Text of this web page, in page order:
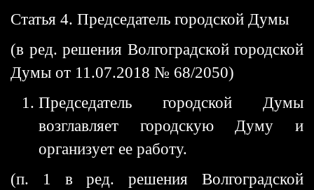
Статья 4. Председатель городской Думы
(в ред. решения Волгоградской городской
Думы от 11.07.2018 № 68/2050)
Председатель городской Думы
возглавляет городскую Думу и
организует ее работу.
(п. 1 в ред. решения Волгоградской